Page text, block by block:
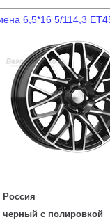
6,5*16 5/114,3
Россия
черный с полировкой